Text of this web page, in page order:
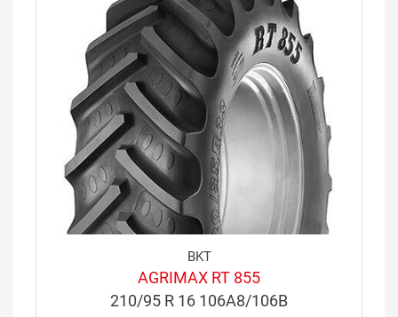
BKT
AGRIMAX RT 855
210/95 R 16 106A8/106B